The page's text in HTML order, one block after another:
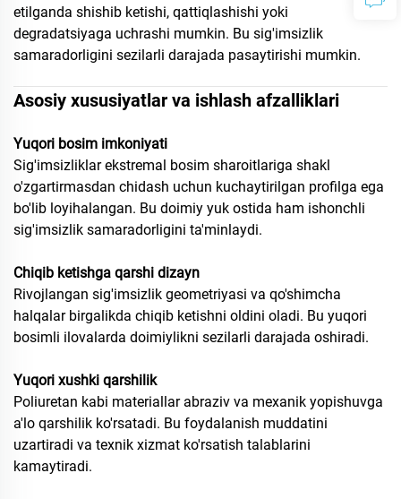
etilganda shishib ketishi, qattiqlashishi yoki
degradatsiyaga uchrashi mumkin. Bu sig'imsizlik
samaradorligini sezilarli darajada pasaytirishi mumkin.
Asosiy xususiyatlar va ishlash afzalliklari
Yuqori bosim imkoniyati
Sig'imsizliklar ekstremal bosim sharoitlariga shakl
o'zgartirmasdan chidash uchun kuchaytirilgan profilga ega
bo'lib loyihalangan. Bu doimiy yuk ostida ham ishonchli
sig'imsizlik samaradorligini ta'minlaydi.
Chiqib ketishga qarshi dizayn
Rivojlangan sig'imsizlik geometriyasi va qo'shimcha
halqalar birgalikda chiqib ketishni oldini oladi. Bu yuqori
bosimli ilovalarda doimiylikni sezilarli darajada oshiradi.
Yuqori xushki qarshilik
Poliuretan kabi materiallar abraziv va mexanik yopishuvga
a'lo qarshilik ko'rsatadi. Bu foydalanish muddatini
uzartiradi va texnik xizmat ko'rsatish talablarini
kamaytiradi.